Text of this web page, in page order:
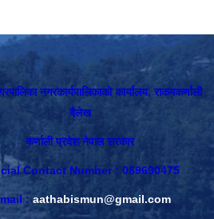
नगरकार्यपालिकाकाे कार्यालय, राकमकर्णाली
दैलेख
कर्णाली प्रदेश नेपाल सरकार
Contact Number : 089690475
mail :aathabismun@gmail.com